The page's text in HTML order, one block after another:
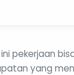
pekerjaan
yang